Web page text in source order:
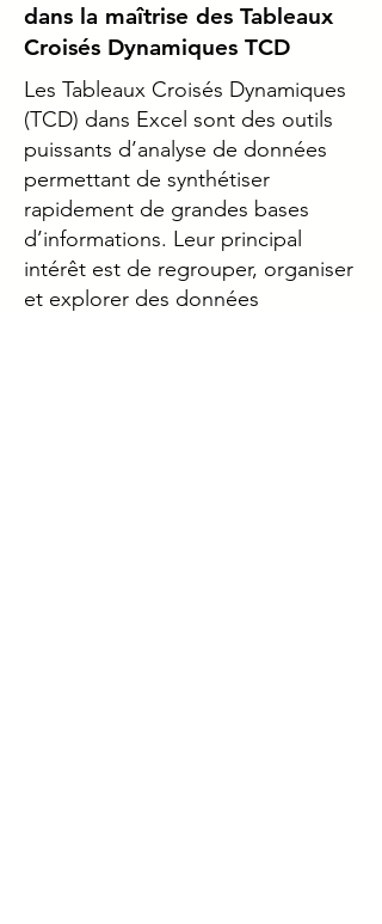
dans la maîtrise des Tableaux
Croisés Dynamiques TCD
Les Tableaux Croisés Dynamiques
(TCD) dans Excel sont des outils
puissants d’analyse de données
permettant de synthétiser
rapidement de grandes bases
d’informations. Leur principal
intérêt est de regrouper, organiser
et explorer des données